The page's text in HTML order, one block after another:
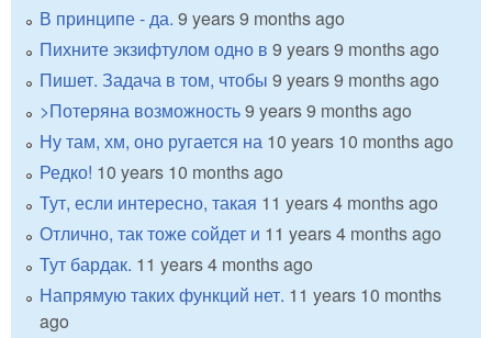
В принципе - да. 9 years 9 months ago
Пихните экзифтулом одно в 9 years 9 months ago
Пишет. Задача в том, чтобы 9 years 9 months ago
>Потеряна возможность9 years 9 months ago
Ну там, хм, оно ругается на 10 years 10 months ago
Редко! 10 years 10 months ago
Тут, если интересно, такая 11 years 4 months ago
Отлично, так тоже сойдет и 11 years 4 months ago
Тут бардак. 11 years 4 months ago
Напрямую таких функций нет. 11 years 10 months
ago